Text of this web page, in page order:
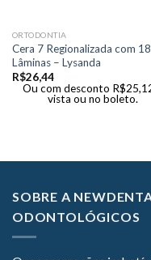
ORTODONTIA
Cera 7 Regionalizada com 18
Lâminas – Lysanda
R$26,44
Ou com desconto R$
vista ou no boleto.
SOBRE A
ODONTOLÓGICOS